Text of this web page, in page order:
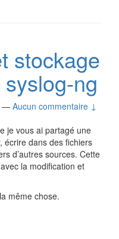
stockage
ng
— Aucun commentaire ↓
je vous ai partagé une
écrire dans des fichiers
d’autres sources. Cette
la modification et
même chose.